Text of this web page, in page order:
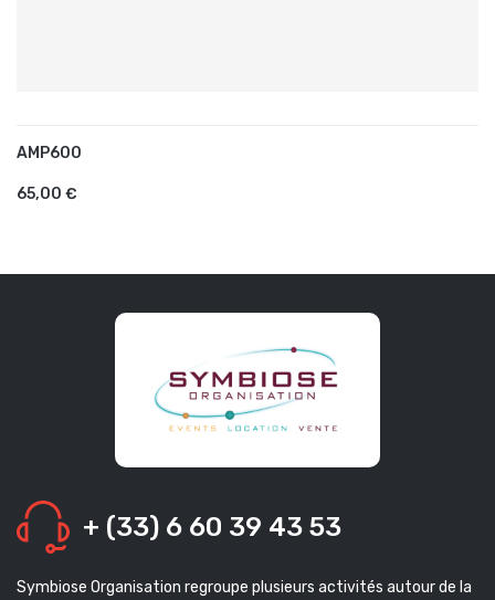
AMP600
65,00 €
+ (33) 6 60 39 43 53
Symbiose Organisation regroupe plusieurs activités autour de la